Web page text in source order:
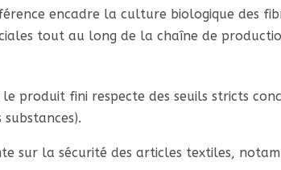
encadre la culture biologique des
tout au long de la chaîne de
produit fini respecte des seuils stricts
sur la sécurité des articles textiles,